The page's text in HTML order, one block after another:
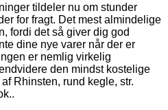
tildeler nu om stunder
for fragt. Det mest almindelige
fordi det så giver dig god
dine nye varer når der er
er nemlig virkelig
den mindst kostelige
Rhinsten, rund kegle, str.